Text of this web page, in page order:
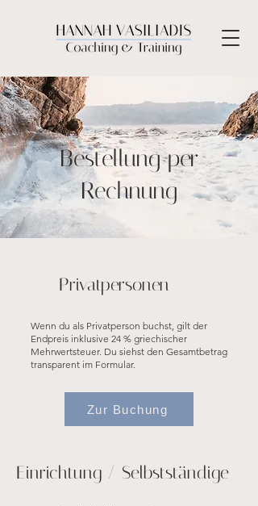
Bestellung per
Rechnung
Privatpersonen
Wenn du als Privatperson buchst, gilt der
Endpreis inklusive 24 % griechischer
Mehrwertsteuer. Du siehst den Gesamtbetrag
transparent im Formular.
Zur Buchung
Einrichtung / Selbstständige